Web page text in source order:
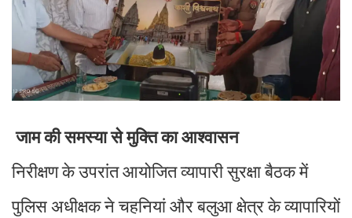
जाम की समस्या से मुक्ति का आश्वासन
निरीक्षण के उपरांत आयोजित व्यापारी सुरक्षा बैठक में
पुलिस अधीक्षक ने चहनियां और बलुआ क्षेत्र के व्यापारियों